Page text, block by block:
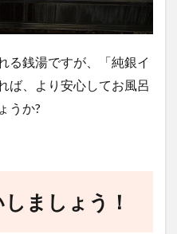
る銭湯ですが、「純銀イ
ば、より安心してお風呂
うか?
ましょう！